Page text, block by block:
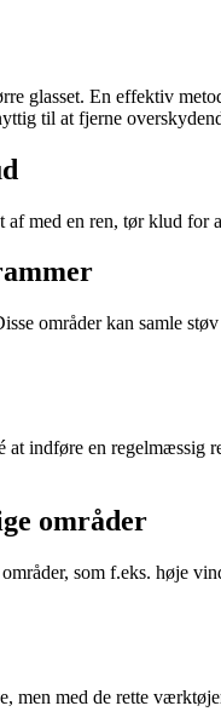
glasset. En effektiv
til at fjerne
af med en ren, tør klud
områder kan samle
at indføre en
områder
som f.eks. høje
men med de rette